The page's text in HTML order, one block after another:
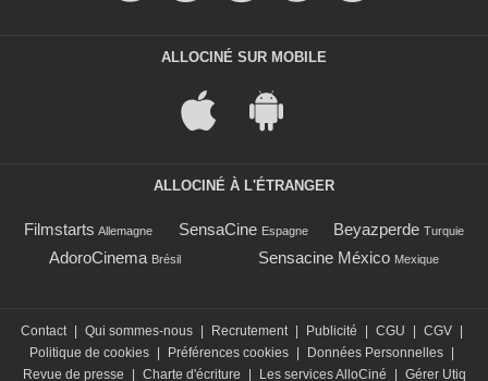
ALLOCINÉ SUR MOBILE
ALLOCINÉ À L'ÉTRANGER
Filmstarts Allemagne SensaCine Espagne Beyazperde Turquie
AdoroCinema Brésil Sensacine México Mexique
Contact | Qui sommes-nous | Recrutement | Publicité | CGU | CGV |
Politique de cookies | Préférences cookies | Données Personnelles |
Revue de presse
| Charte d'écriture | Les services AlloCiné | Gérer Utiq